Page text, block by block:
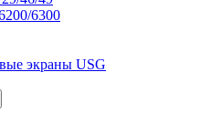
6300
экраны USG